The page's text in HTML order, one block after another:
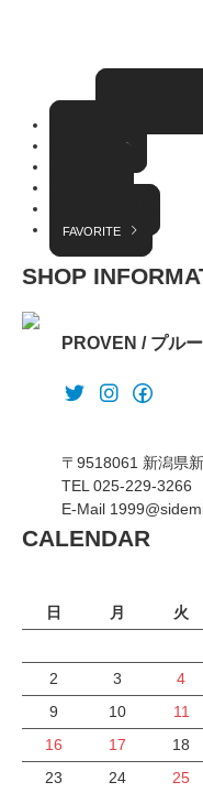
FAVORITE
SHOP
PROVEN / プル
〒9518061 新潟県
TEL 025-229-3266
E-Mail
CALENDAR
日
月 火
2
3 4
9
10 11
16
17 18
23
24 25